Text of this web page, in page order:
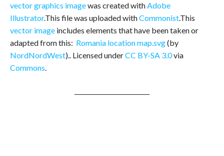
vector graphics imagewas created withAdobe
Illustrator.This file was uploaded withCommonist.This
vector image includes elements that have been taken or
adapted from this: Romania location map.svg(by
NordNordWest).. Licensed underCC BY-SA 3.0via
Commons.